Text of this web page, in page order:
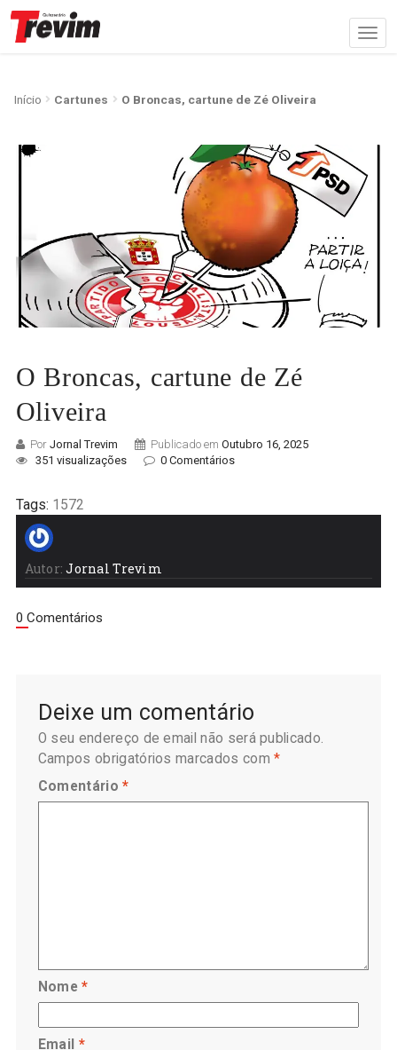
Início Cartunes O Broncas, cartune de Zé Oliveira
O Broncas, cartune de Zé
Oliveira
Por Jornal Trevim Publicado em Outubro 16, 2025
351 visualizações
0 Comentários
Tags: 1572
Autor: Jornal Trevim
0 Comentários
Deixe um comentário
O seu endereço de email não será publicado.
Campos obrigatórios marcados com*
Comentário*
Nome*
Email *